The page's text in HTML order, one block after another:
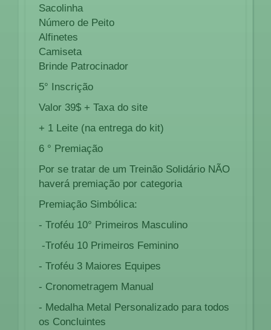
Sacolinha
Número de Peito
Alfinetes
Camiseta
Brinde Patrocinador
5° Inscrição
Valor 39$ + Taxa do site
+ 1 Leite (na entrega do kit)
6 ° Premiação
Por se tratar de um Treinão Solidário NÃO
haverá premiação por categoria
Premiação Simbólica:
- Troféu 10° Primeiros Masculino
-Troféu 10 Primeiros Feminino
- Troféu 3 Maiores Equipes
- Cronometragem Manual
- Medalha Metal Personalizado para todos
os Concluintes